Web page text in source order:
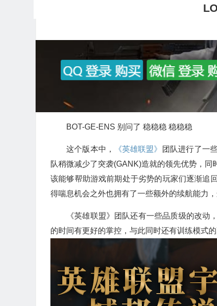
BOT-GE-ENS 别问了 稳稳稳 稳稳稳
这个版本中， 《英雄联盟》 团队进行了一
队稍微减少了突袭(GANK)造就的领先优势，
该能够帮助游戏前期处于劣势的玩家们逐渐追
得喘息机会之外也拥有了一些额外的续航能力
《英雄联盟》团队还有一些品质级的改
的时间有更好的掌控，与此同时还有训练模式